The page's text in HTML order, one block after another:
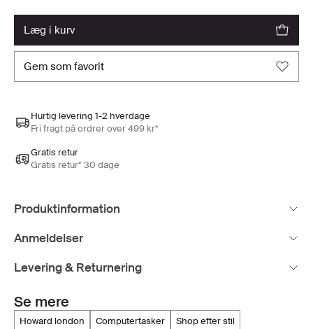
læg i kurv
gem som favorit
Hurtig levering 1-2 hverdage
Fri fragt på ordrer over 499 kr*
Gratis retur
Gratis retur* 30 dage
Produktinformation
Anmeldelser
Levering & Returnering
Se mere
howard london computertasker
shop efter stil